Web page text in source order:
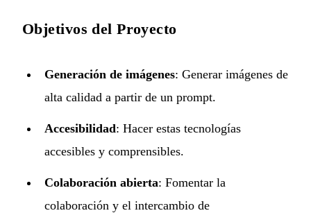
Objetivos del Proyecto
Generación de imágenes: Generar imágenes de
alta calidad a partir de un prompt.
Accesibilidad: Hacer estas tecnologías
accesibles y comprensibles.
Colaboración abierta: Fomentar la
colaboración y el intercambio de